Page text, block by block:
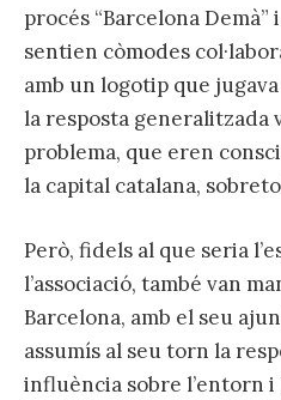
procés “Barcelona
sentien còmodes
amb un logotip que
la resposta generalitzada
problema, que eren
la capital catalana,
Però, fidels al que seria
l’associació, també van
Barcelona, amb el seu
assumís al seu torn la
influència sobre l’entorn i